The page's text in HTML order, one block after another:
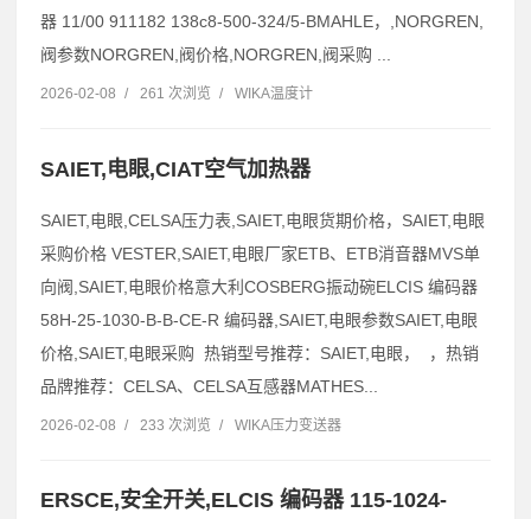
器 11/00 911182 138c8-500-324/5-BMAHLE，,NORGREN,
阀参数NORGREN,阀价格,NORGREN,阀采购 ...
2026-02-08 / 261 次浏览 / WIKA温度计
SAIET,电眼,CIAT空气加热器
SAIET,电眼,CELSA压力表,SAIET,电眼货期价格，SAIET,电眼
采购价格 VESTER,SAIET,电眼厂家ETB、ETB消音器MVS单
向阀,SAIET,电眼价格意大利COSBERG振动碗ELCIS 编码器
58H-25-1030-B-B-CE-R 编码器,SAIET,电眼参数SAIET,电眼
价格,SAIET,电眼采购 热销型号推荐：SAIET,电眼， ，热销
品牌推荐：CELSA、CELSA互感器MATHES...
2026-02-08 / 233 次浏览 / WIKA压力变送器
ERSCE,安全开关,ELCIS 编码器 115-1024-